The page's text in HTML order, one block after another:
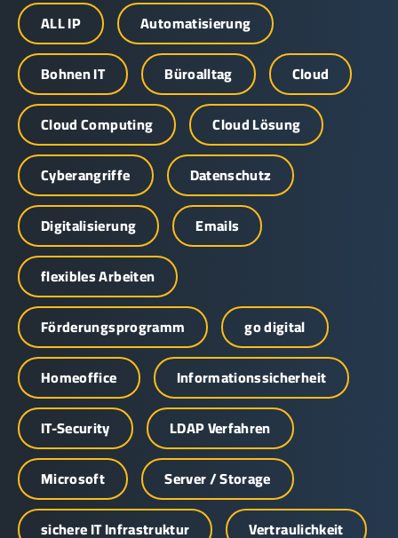
ALL IP
Automatisierung
Bohnen IT
Büroalltag
Cloud
Cloud Computing
Cloud Lösung
Cyberangriffe
Datenschutz
Digitalisierung
Emails
flexibles Arbeiten
Förderungsprogramm
go digital
Homeoffice
Informationssicherheit
IT-Security
LDAP Verfahren
Microsoft
Server / Storage
sichere IT Infrastruktur
Vertraulichkeit